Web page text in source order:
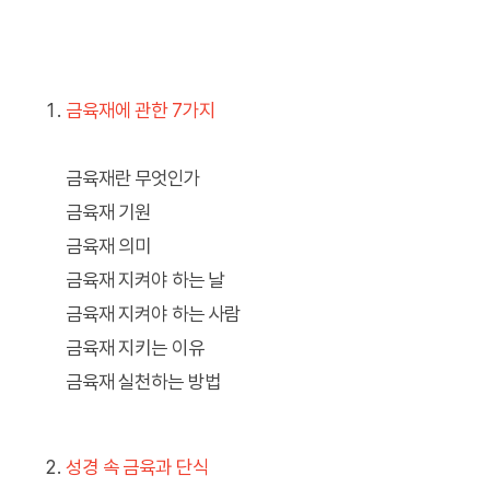
금육재에 관한 7가지
금육재란 무엇인가
금육재 기원
금육재 의미
금육재 지켜야 하는 날
금육재 지켜야 하는 사람
금육재 지키는 이유
금육재 실천하는 방법
성경 속 금육과 단식